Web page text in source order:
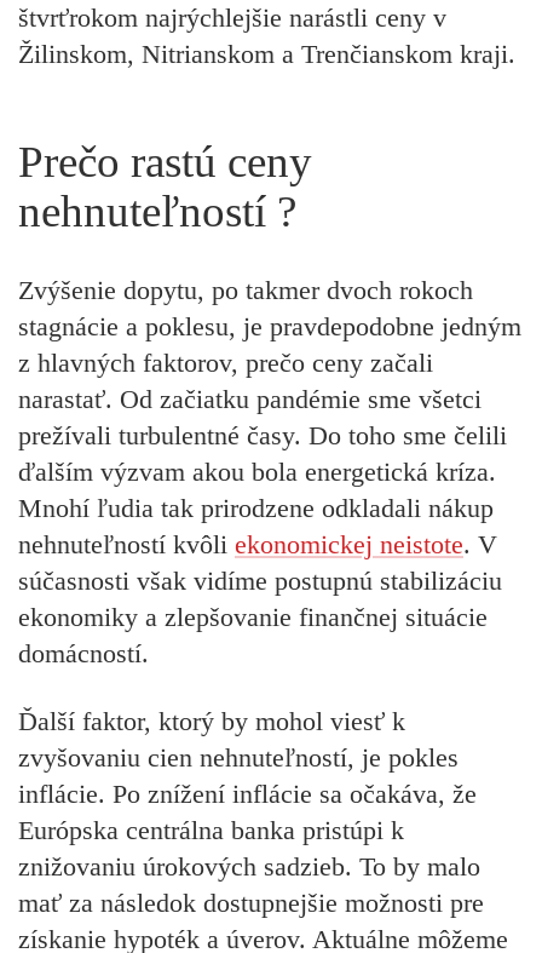
štvrťrokom najrýchlejšie narástli ceny v
Žilinskom, Nitrianskom a Trenčianskom kraji.
Prečo rastú ceny
nehnuteľností ?
Zvýšenie dopytu, po takmer dvoch rokoch
stagnácie a poklesu, je pravdepodobne jedným
z hlavných faktorov, prečo ceny začali
narastať. Od začiatku pandémie sme všetci
prežívali turbulentné časy. Do toho sme čelili
ďalším výzvam akou bola energetická kríza.
Mnohí ľudia tak prirodzene odkladali nákup
nehnuteľností kvôli ekonomickej neistote. V
súčasnosti však vidíme postupnú stabilizáciu
ekonomiky a zlepšovanie finančnej situácie
domácností.
Ďalší faktor, ktorý by mohol viesť k
zvyšovaniu cien nehnuteľností, je pokles
inflácie. Po znížení inflácie sa očakáva, že
Európska centrálna banka pristúpi k
znižovaniu úrokových sadzieb. To by malo
mať za následok dostupnejšie možnosti pre
získanie hypoték a úverov. Aktuálne môžeme